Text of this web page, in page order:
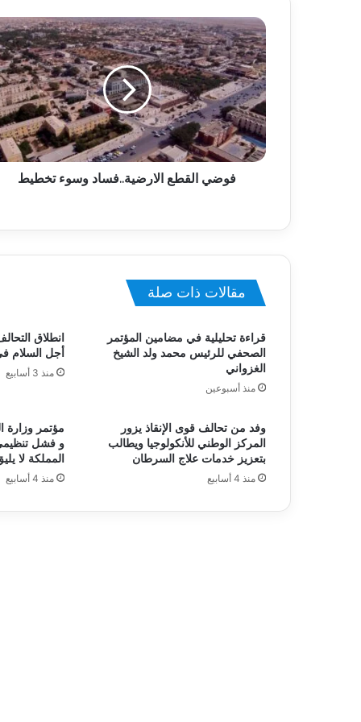
فوضي القطع الارضية..فساد وسوء تخطيط
مقالات ذات صلة
قراءة تحليلية في مضامين المؤتمر
الصحفي للرئيس محمد ولد الشيخ
الغزواني
منذ أسبوعين
انطلاق
أجل السلام
منذ 3 أسابيع
وفد من تحالف قوى الإنقاذ يزور
المركز الوطني للأنكولوجيا ويطالب
بتعزيز خدمات علاج السرطان
منذ 4 أسابيع
مؤتمر وزارة
و فشل
المملكة لا
منذ 4 أسابيع